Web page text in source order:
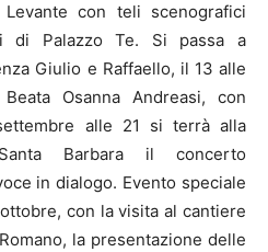
con teli scenografici
di Palazzo Te. Si passa a
Giulio e Raffaello, il 13 alle
Osanna Andreasi, con
alle 21 si terrà alla
Barbara il concerto
in dialogo. Evento speciale
con la visita al cantiere
la presentazione delle